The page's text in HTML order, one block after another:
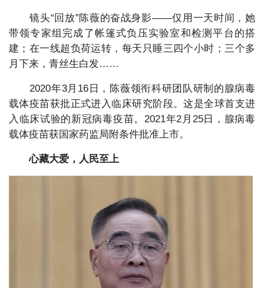
镜头“回放”陈薇的奋战身影——仅用一天时间，她
带领专家组完成了帐篷式负压实验室和检测平台的搭
建；在一线超负荷运转，每天只睡三四个小时；三个多
月下来，青丝生白发……
2020年3月16日，陈薇领衔科研团队研制的腺病毒
载体疫苗获批正式进入临床研究阶段。这是全球首支进
入临床试验的新冠病毒疫苗。2021年2月25日，腺病毒
载体疫苗获国家药监局附条件批准上市。
心藏大爱，人民至上